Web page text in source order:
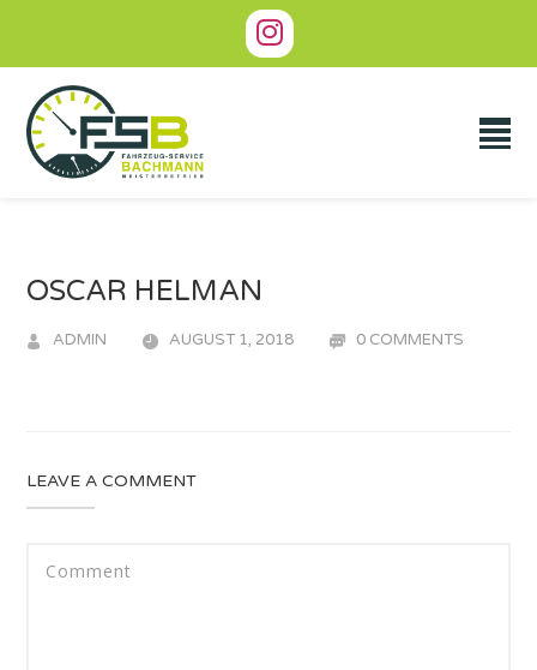
OSCAR HELMAN
ADMIN AUGUST 1, 2018 0 COMMENTS
LEAVE A COMMENT